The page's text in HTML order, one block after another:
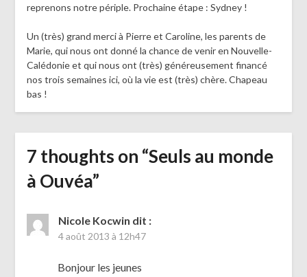
reprenons notre périple. Prochaine étape : Sydney !
Un (très) grand merci à Pierre et Caroline, les parents de
Marie, qui nous ont donné la chance de venir en Nouvelle-
Calédonie et qui nous ont (très) généreusement financé
nos trois semaines ici, où la vie est (très) chère. Chapeau
bas !
7 thoughts on “Seuls au monde
à Ouvéa”
Nicole Kocwin dit :
4 août 2013 à 12h47
Bonjour les jeunes